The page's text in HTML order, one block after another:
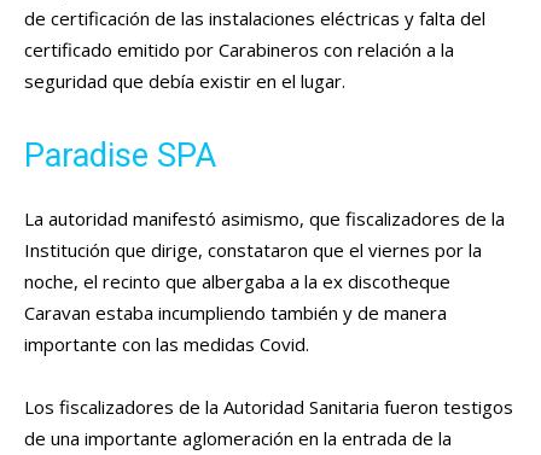
de certificación de las instalaciones eléctricas y falta del
certificado emitido por Carabineros con relación a la
seguridad que debía existir en el lugar.
Paradise SPA
La autoridad manifestó asimismo, que fiscalizadores de la
Institución que dirige, constataron que el viernes por la
noche, el recinto que albergaba a la ex discotheque
Caravan estaba incumpliendo también y de manera
importante con las medidas Covid.
Los fiscalizadores de la Autoridad Sanitaria fueron testigos
de una importante aglomeración en la entrada de la